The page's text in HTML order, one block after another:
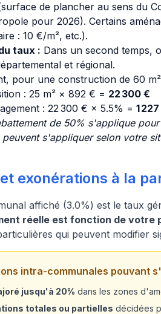
de plancher au sens du
pour 2026). Certains
: 10 €/m², etc.).
taux : Dans un second temps,
et régional.
pour une construction de 60
: 25 m² × 892 € = 22 300 €
: 22 300 € × 5.5% = 1
de 50% s'applique
s'appliquer selon votre
exonérations à la
affiché (3.0%) est le taux
réelle est fonction de votre
qui peuvent modifier
intra-communales pouvant
jusqu'à 20% dans les zones
totales ou partielles décidées